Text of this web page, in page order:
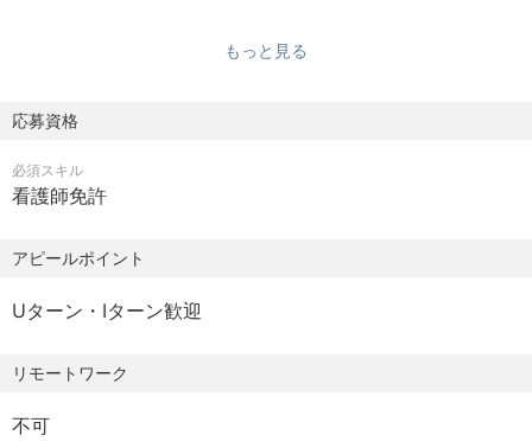
して、地域の皆様からの信頼をいただき、この4年半で職員
この急速な成長をさらに持続させ、医療の質と経営の効率
を両立させるため、看護部の体制強化が急務となっていま
※ツカザキ病院・三栄会広畑病院の訪問看護師、またツカザ
キ病院・三栄会広畑病院の認定看護師も同時に募集してお
■仕事内容
2交替（一部3交替あり） ※手術室は待機制
②２交替 16時40分～翌日9時00分（休憩100分）
※希望により夜勤専従も可能です。
※早出・遅出日勤など多様な勤務を導入し、残業軽減に努め
※日勤常勤（夜勤免除）、育児短時間勤務制度（小学校就学
前まで）、夜勤専従など選択が可能です。
年間休日112日（月9日～10日）
年次有給休暇（4月1日採用者の初年度は13日付与）＊2年目
もっと見る
応募資格
必須スキル
看護師免許
アピールポイント
Uターン・Iターン歓迎
リモートワーク
不可